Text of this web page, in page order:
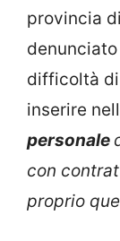
provincia
difficoltà
inserire
personale
con
proprio